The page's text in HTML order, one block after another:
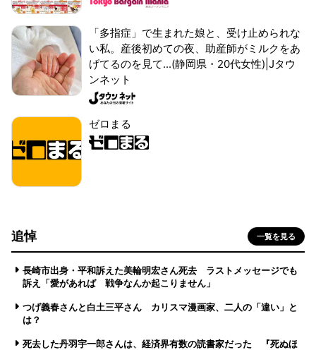
「多指症」で生まれた娘と、受け止められな
い私。産後初めての夜、助産師がミルクをあ
げてるのを見て...(静岡県・20代女性)|Jタウ
ンネット
ゼロまる
追悼 一覧を見る
長崎市出身・平和訴えた美輪明宏さん死去 ラストメッセージでも
訴え「愛があれば 戦争なんか起こりません」
つげ義春さんと白土三平さん カリスマ漫画家、二人の「違い」と
は？
死去した丹羽宇一郎さんは、経済界有数の読書家だった 『死ぬほ